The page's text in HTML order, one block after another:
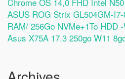
ASUS ROG Strix GL504GM-
RAM/ 256Go NVMe+1To HDD -
Asus X75A 17.3 250go W11